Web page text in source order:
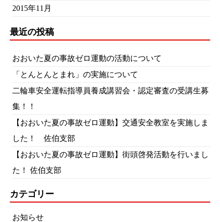
2015年11月
最近の投稿
おおいた夏の事故ゼロ運動の活動について
「とんとんとまれ」の実施について
二輪車安全運転指導員養成講習会・認定審査の受講生募
集！！
【おおいた夏の事故ゼロ運動】交通安全教室を実施しま
した！ 佐伯支部
【おおいた夏の事故ゼロ運動】街頭啓発活動を行いまし
た！ 佐伯支部
カテゴリー
お知らせ